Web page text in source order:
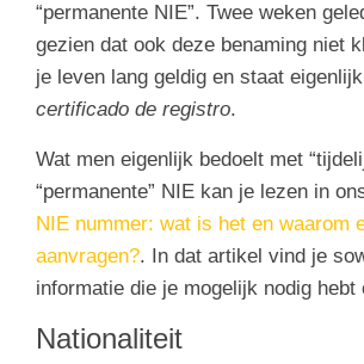
“permanente NIE”. Twee weken
gezien dat ook deze benaming niet
je leven lang geldig en staat
certificado de registro.
Wat men eigenlijk bedoelt met
“permanente” NIE kan je lezen in
NIE nummer: wat is het en waarom
aanvragen?. In dat artikel vind je
informatie die je mogelijk nodig hebt
Nationaliteit